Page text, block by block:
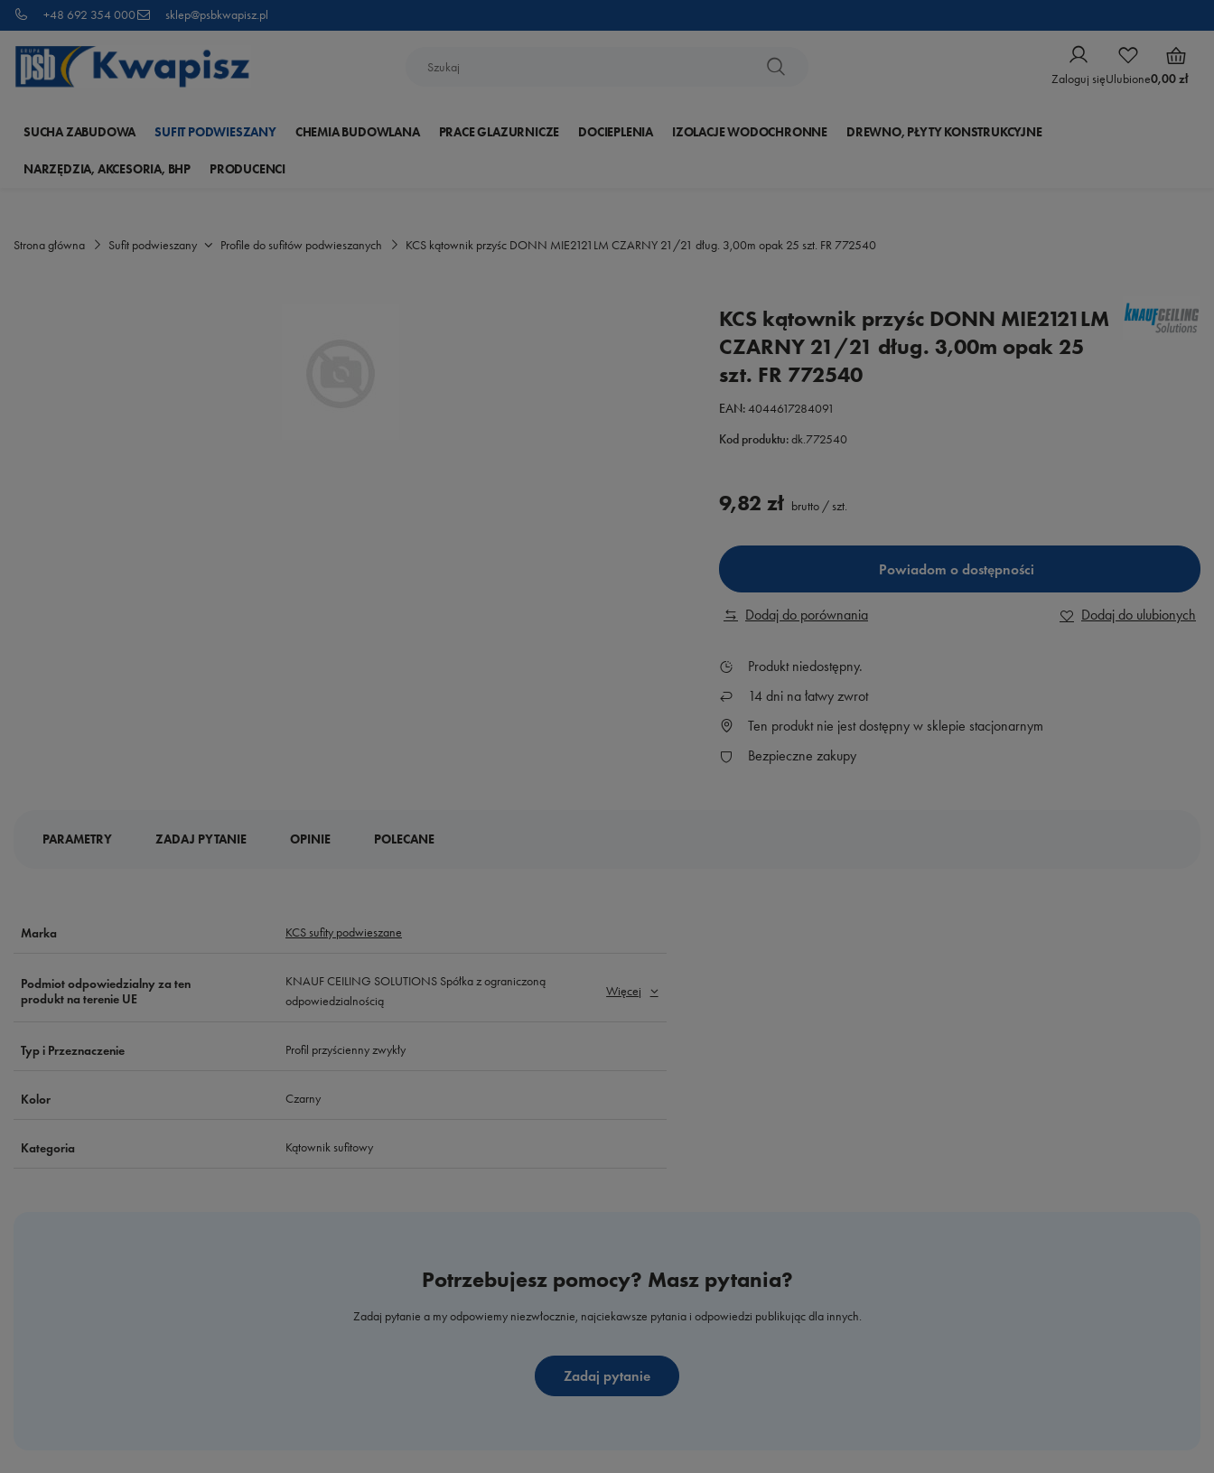
+48 692 354 000 sklep@psbkwapisz.pl
Zaloguj sięUlubione0,00 zł
SUCHA ZABUDOWA SUFIT PODWIESZANY CHEMIA BUDOWLANA PRACE GLAZURNICZE DOCIEPLENIA IZOLACJE WODOCHRONNE DREWNO, PŁYTY KONSTRUKCYJNE
NARZĘDZIA, AKCESORIA, BHP PRODUCENCI
Strona główna Sufit podwieszany Profile do sufitów podwieszanych KCS kątownik przyśc DONN MIE2121LM CZARNY 21/21 dług. 3,00m opak 25 szt. FR 772540
KCS kątownik przyśc DONN MIE2121LM
CZARNY 21/21 dług. 3,00m opak 25
szt. FR 772540
EAN:4044617284091
Kod produktu:dk.772540
9,82 zł brutto / szt.
Powiadom o dostępności
Dodaj do porównania Dodaj do ulubionych
Produkt niedostępny
14 dni na łatwy zwrot
Ten produkt nie jest dostępny w sklepie stacjonarnym
Bezpieczne zakupy
PARAMETRY ZADAJ PYTANIE OPINIE POLECANE
Marka KCS sufity podwieszane
Podmiot odpowiedzialny za ten
produkt na terenie UE
KNAUF CEILING SOLUTIONS Spółka z ograniczoną
odpowiedzialnością
Więcej
Typ i Przeznaczenie Profil przyścienny zwykły
Kolor Czarny
Kategoria Kątownik sufitowy
Potrzebujesz pomocy? Masz pytania?
Zadaj pytanie a my odpowiemy niezwłocznie, najciekawsze pytania i odpowiedzi publikując dla innych.
Zadaj pytanie